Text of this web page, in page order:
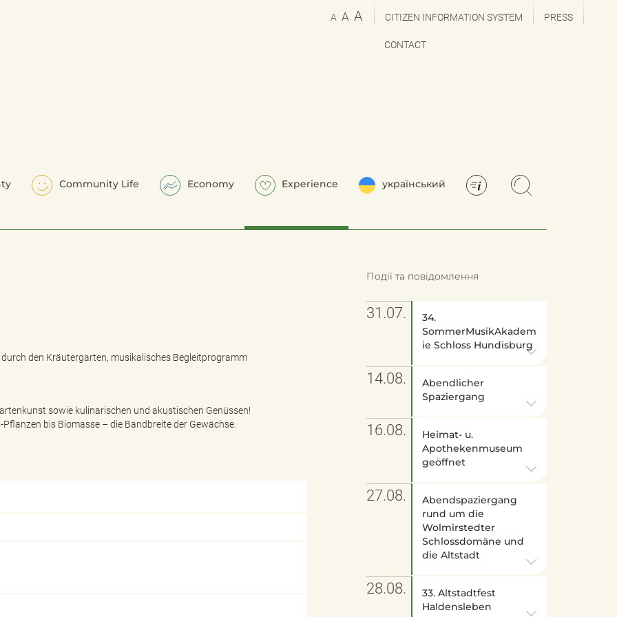
A A A CITIZEN INFORMATION SYSTEM PRESS
CONTACT
Community Life Economy Experience український
den Kräutergarten, musikalisches Begleitprogramm
sowie kulinarischen und akustischen Genüssen!
bis Biomasse – die Bandbreite der Gewächse.
Події та повідомлення
31.07.
34.
SommerMusikAkadem
ie Schloss Hundisburg
14.08.
Abendlicher
Spaziergang
16.08.
Heimat- u.
Apothekenmuseum
geöffnet
27.08.
Abendspaziergang
rund um die
Wolmirstedter
Schlossdomäne und
die Altstadt
28.08.
33. Altstadtfest
Haldensleben